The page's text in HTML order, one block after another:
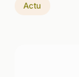
Actu